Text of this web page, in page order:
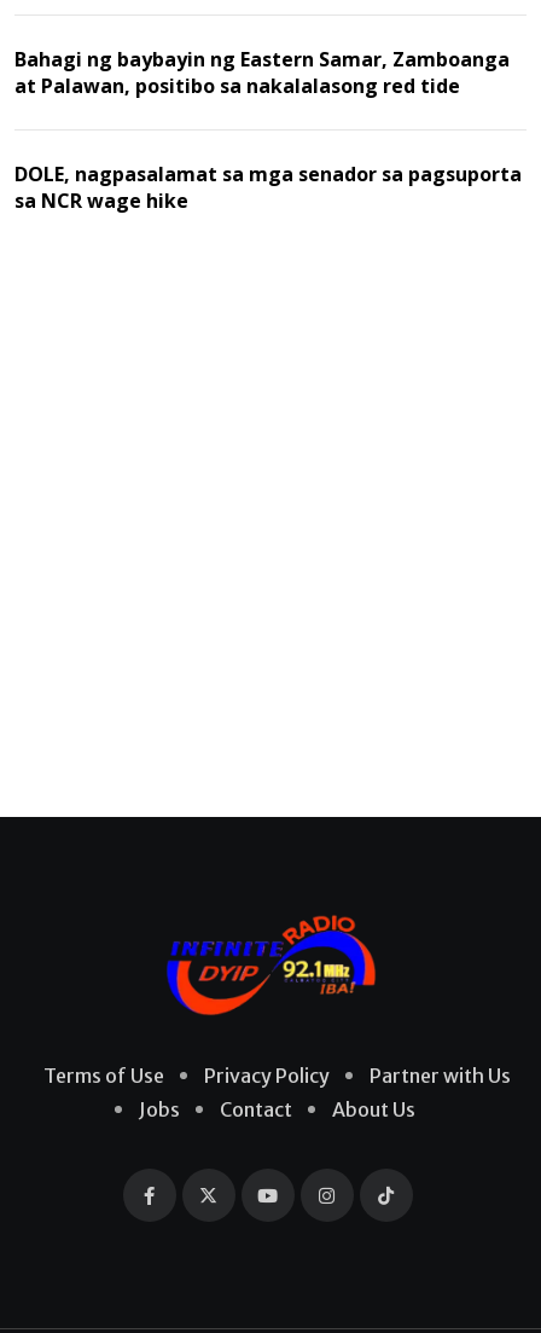
Bahagi ng baybayin ng Eastern Samar, Zamboanga
at Palawan, positibo sa nakalalasong red tide
DOLE, nagpasalamat sa mga senador sa pagsuporta
sa NCR wage hike
Terms of Use Privacy Policy
Partner with Us
Jobs
Contact About Us